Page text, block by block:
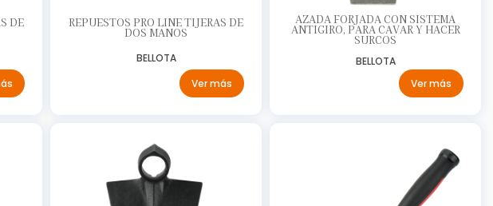
DE REPUESTOS PRO LINE TIJERAS DE
DOS MANOS
BELLOTA
Ver más
AZADA FORJADA CON SISTEMA
ANTIGIRO, PARA CAVAR Y HACER
SURCOS
BELLOTA
Ver más